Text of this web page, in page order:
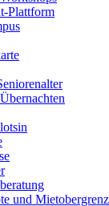
Plattform
und